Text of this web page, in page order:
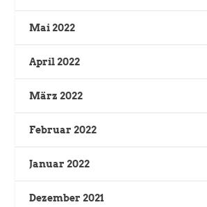
Mai 2022
April 2022
März 2022
Februar 2022
Januar 2022
Dezember 2021